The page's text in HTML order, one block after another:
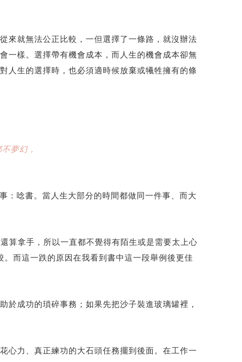
來就無法公正比較，一但選擇了一條路，就沒辦法
一樣。選擇帶有機會成本，而人生的機會成本卻無
人生的選擇時，也必須適時候放棄或犧牲擁有的條
夢幻，
：唸書。當人生大部分的時間都做同一件事、而大
算拿手，所以一直都不覺得有陌生或是需要太上心
而這一跌的原因在我看到書中這一段舉例後更佳
成功的瑣碎事務；如果先把沙子裝進玻璃罐裡，
心力、真正練功的大石頭任務擺到後面。在工作一